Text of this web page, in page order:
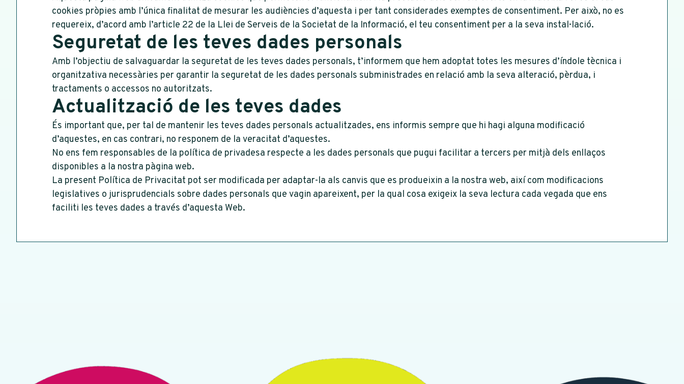
cookies pròpies amb l’única finalitat de mesurar les audiències d’aquesta i per tant considerades exemptes de consentiment. Per això, no es
requereix, d’acord amb l’article 22 de la Llei de Serveis de la Societat de la Informació, el teu consentiment per a la seva instal·lació.
Seguretat de les teves dades personals
Amb l’objectiu de salvaguardar la seguretat de les teves dades personals, t’informem que hem adoptat totes les mesures d’índole tècnica i
organitzativa necessàries per garantir la seguretat de les dades personals subministrades en relació amb la seva alteració, pèrdua, i
tractaments o accessos no autoritzats.
Actualització de les teves dades
És important que, per tal de mantenir les teves dades personals actualitzades, ens informis sempre que hi hagi alguna modificació
d’aquestes, en cas contrari, no responem de la veracitat d’aquestes.
No ens fem responsables de la política de privadesa respecte a les dades personals que pugui facilitar a tercers per mitjà dels enllaços
disponibles a la nostra pàgina web.
La present Política de Privacitat pot ser modificada per adaptar-la als canvis que es produeixin a la nostra web, així com modificacions
legislatives o jurisprudencials sobre dades personals que vagin apareixent, per la qual cosa exigeix la seva lectura cada vegada que ens
faciliti les teves dades a través d’aquesta Web.